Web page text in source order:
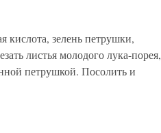
кислота, зелень петрушки,
листья молодого лука-порея,
петрушкой. Посолить и